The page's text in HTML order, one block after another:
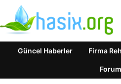
Güncel Haberler Firma
Forum